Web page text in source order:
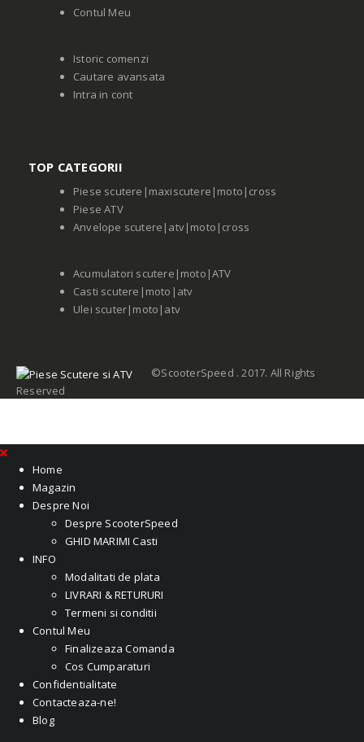
Contul Meu
Istoric comenzi
Cautare avansata
Intra in cont
TOP CATEGORII
Piese scutere|maxiscutere|moto|cross
Piese ATV
Anvelope scutere|atv|moto|cross
Acumulatori scutere|moto|ATV
Casti scutere|moto|atv
Ulei scuter|moto|atv
©ScooterSpeed . 2017. All Rights
Reserved
Home
Magazin
Despre Noi
Despre ScooterSpeed
GHID MARIMI Casti
INFO
Modalitati de plata
LIVRARI & RETURURI
Termeni si conditii
Contul Meu
Finalizeaza Comanda
Cos Cumparaturi
Confidentialitate
Contacteaza-ne!
Blog